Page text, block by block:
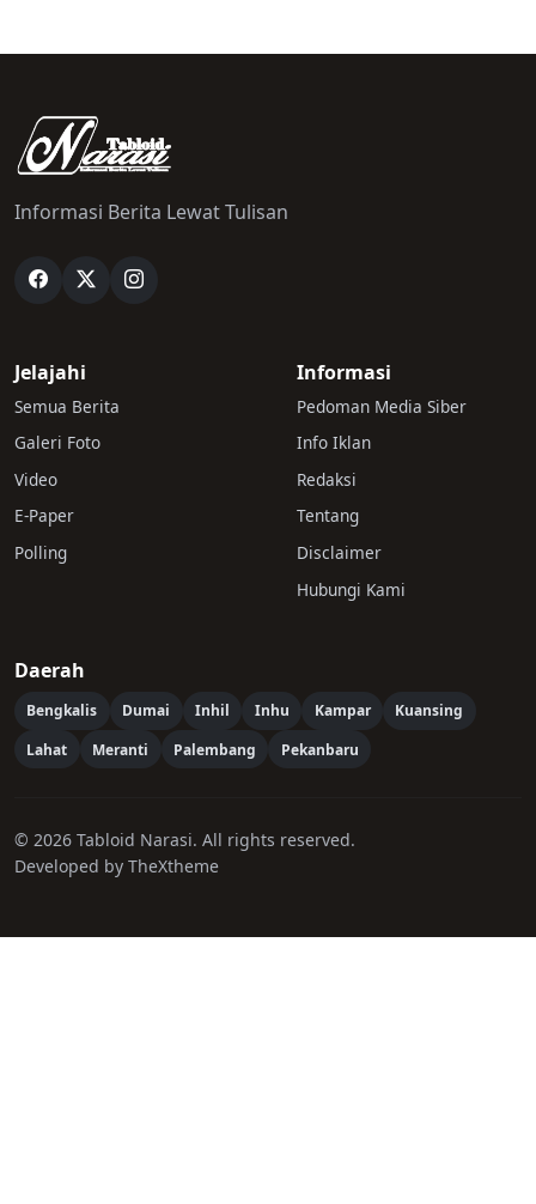
Informasi Berita Lewat Tulisan
Jelajahi
Semua Berita
Galeri Foto
Video
E-Paper
Polling
Informasi
Pedoman Media Siber
Info Iklan
Redaksi
Tentang
Disclaimer
Hubungi Kami
Daerah
Bengkalis Dumai Inhil Inhu Kampar
Kuansing
Lahat
Meranti Palembang Pekanbaru
© 2026 Tabloid Narasi. All rights reserved.
Developed by TheXtheme